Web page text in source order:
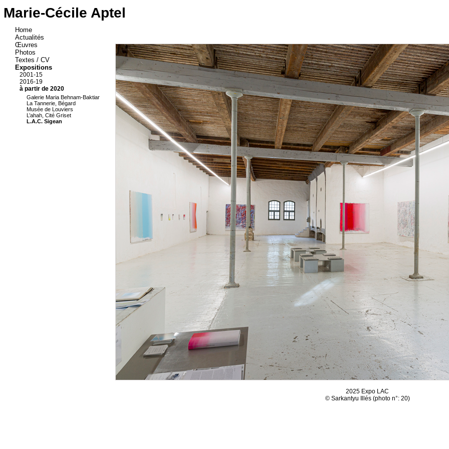
Marie-Cécile Aptel
Home
Actualités
Œuvres
Photos
Textes / CV
Expositions
2001-15
2016-19
à partir de 2020
Galerie Maria Behnam-Baktiar
La Tannerie, Bégard
Musée de Louviers
L’ahah, Cité Griset
L.A.C. Sigean
2025 Expo LAC
© Sarkantyu Illés (photo n°: 20)